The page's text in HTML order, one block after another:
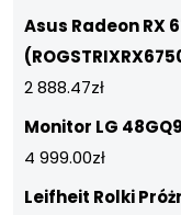
Asus Radeon RX
2 888.47zł
Monitor LG
4 999.00zł
Leifheit Rolki